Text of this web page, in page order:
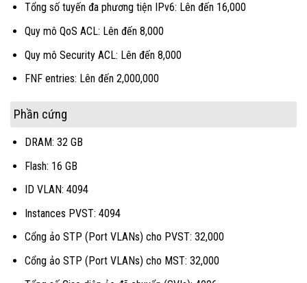
Tổng số tuyến đa phương tiện IPv6: Lên đến 16,000
Quy mô QoS ACL: Lên đến 8,000
Quy mô Security ACL: Lên đến 8,000
FNF entries: Lên đến 2,000,000
Phần cứng
DRAM: 32 GB
Flash: 16 GB
ID VLAN: 4094
Instances PVST: 4094
Cổng ảo STP (Port VLANs) cho PVST: 32,000
Cổng ảo STP (Port VLANs) cho MST: 32,000